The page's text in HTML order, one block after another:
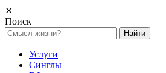
⨯
Поиск
Найти:
Услуги
Синглы